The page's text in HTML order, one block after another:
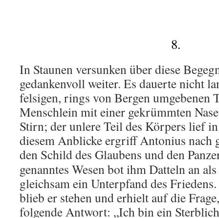
8.
In Staunen versunken über diese
gedankenvoll weiter. Es dauerte nicht
felsigen, rings von Bergen umgebenen
Menschlein mit einer gekrümmten
Stirn; der unlere Teil des Körpers lief
diesem Anblicke ergriff Antonius nach
den Schild des Glaubens und den
genanntes Wesen bot ihm Datteln an
gleichsam ein Unterpfand des
blieb er stehen und erhielt auf die
folgende Antwort: „Ich bin ein